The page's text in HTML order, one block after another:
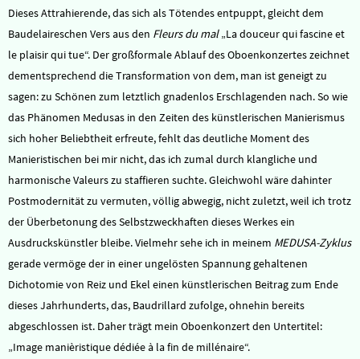
Dieses Attrahierende, das sich als Tötendes entpuppt, gleicht dem
Baudelaireschen Vers aus den Fleurs du mal„La douceur qui fascine et
le plaisir qui tue“. Der großformale Ablauf des Oboenkonzertes zeichnet
dementsprechend die Transformation von dem, man ist geneigt zu
sagen: zu Schönen zum letztlich gnadenlos Erschlagenden nach. So wie
das Phänomen Medusas in den Zeiten des künstlerischen Manierismus
sich hoher Beliebtheit erfreute, fehlt das deutliche Moment des
Manieristischen bei mir nicht, das ich zumal durch klangliche und
harmonische Valeurs zu staffieren suchte. Gleichwohl wäre dahinter
Postmodernität zu vermuten, völlig abwegig, nicht zuletzt, weil ich trotz
der Überbetonung des Selbstzweckhaften dieses Werkes ein
Ausdruckskünstler bleibe. Vielmehr sehe ich in meinem MEDUSA-Zyklus
gerade vermöge der in einer ungelösten Spannung gehaltenen
Dichotomie von Reiz und Ekel einen künstlerischen Beitrag zum Ende
dieses Jahrhunderts, das, Baudrillard zufolge, ohnehin bereits
abgeschlossen ist. Daher trägt mein Oboenkonzert den Untertitel:
„Image manièristique dédiée à la fin de millénaire“.